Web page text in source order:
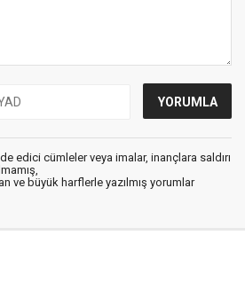
edici cümleler veya imalar, inançlara saldırı
ve büyük harflerle yazılmış yorumlar